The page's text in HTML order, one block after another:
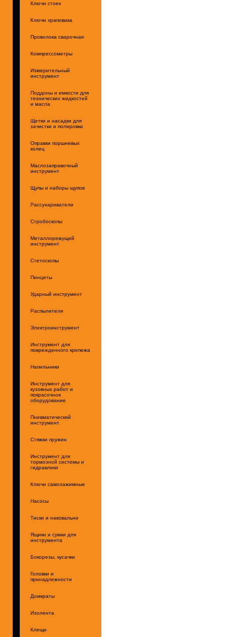
Ключи стоек
Ключи храповика
Проволока сварочная
Компрессометры
Измерительный
инструмент
Поддоны и емкости для
технических жидкостей
и масла
Щетки и насадки для
зачистки и полировки
Оправки поршневых
колец
Маслозаправочный
инструмент
Щупы и наборы щупов
Рассухариватели
Стробоскопы
Металлорежущий
инструмент
Стетоскопы
Пинцеты
Ударный инструмент
Распылители
Электроинструмент
Инструмент для
поврежденного крепежа
Напильники
Инструмент для
кузовных работ и
покрасочное
оборудование
Пневматический
инструмент
Стяжки пружин
Инструмент для
тормозной системы и
гидравлики
Ключи самозажимные
Насосы
Тиски и наковальни
Ящики и сумки для
инструмента
Бокорезы, кусачки
Головки и
принадлежности
Домкраты
Изолента
Клещи